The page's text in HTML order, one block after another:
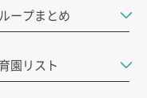
ープまとめ
園リスト